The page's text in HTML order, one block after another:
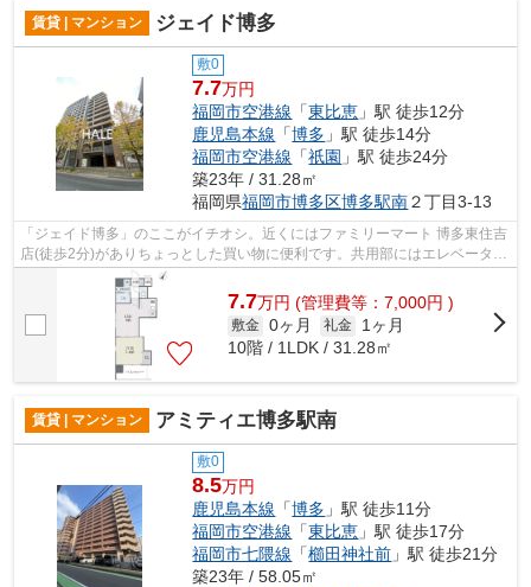
賃貸 | マンション ジェイド博多
敷0
7.7万円
福岡市空港線 「東比恵 」駅 徒歩12分
鹿児島本線 「博多 」駅 徒歩14分
福岡市空港線 「祇園 」駅 徒歩24分
築23年 / 31.28㎡
福岡県福岡市博多区博多駅南２丁目3-13
「ジェイド博多」のここがイチオシ。近くにはファミリーマート 博多東住吉
店(徒歩2分)がありちょっとした買い物に便利です。共用部にはエレベータ・
敷地内ごみ置き場などが揃っており...
7.7万円 (管理費等：7,000円 )
敷金 0ヶ月 礼金
1ヶ月
10階 / 1LDK / 31.28㎡
賃貸 | マンション アミティエ博多駅南
敷0
8.5万円
鹿児島本線 「博多 」駅 徒歩11分
福岡市空港線 「東比恵 」駅 徒歩17分
福岡市七隈線 「櫛田神社前 」駅 徒歩21分
築23年 / 58.05㎡